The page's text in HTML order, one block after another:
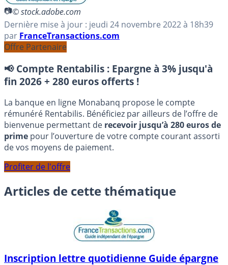
© stock.adobe.com
Dernière mise à jour : jeudi 24 novembre 2022à 18h39
par FranceTransactions.com
Offre Partenaire
📢 Compte Rentabilis : Epargne à 3% jusqu'à
fin 2026 + 280 euros offerts !
La banque en ligne Monabanq propose le compte
rémunéré Rentabilis. Bénéficiez par ailleurs de l’offre de
bienvenue permettant de recevoir jusqu’à 280 euros de
prime pour l’ouverture de votre compte courant assorti
de vos moyens de paiement.
Profiter de l'offre
Articles de cette thématique
Inscription lettre quotidienne Guide épargne